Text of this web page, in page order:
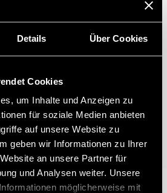
Details Über Cookies
Cookies
um Inhalte und Anzeigen zu
für soziale Medien anbieten
auf unsere Website zu
geben wir Informationen zu Ihrer
an unsere Partner für
und Analysen weiter. Unsere
möglicherweise mit